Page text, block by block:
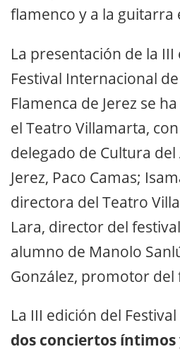
flamenco y a la guitarra
La presentación de la
Festival Internacional
Flamenca de Jerez se
el Teatro Villamarta,
delegado de Cultura
Jerez, Paco Camas;
directora del Teatro
Lara, director del
alumno de Manolo
González, promotor del
La III edición del
dos conciertos íntimos